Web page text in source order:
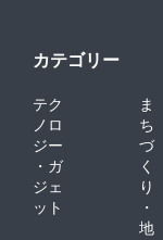
カテゴリー
テク
ノロ
ジー
・ガ
ジェ
ット
ま
ち
づ
く
り
・
地